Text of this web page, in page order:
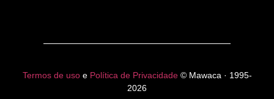
Termos de usoe Política de Privacidade© Mawaca · 1995-
2026